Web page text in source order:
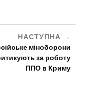
НАСТУПНА
міноборони
за роботу
ППО в Криму